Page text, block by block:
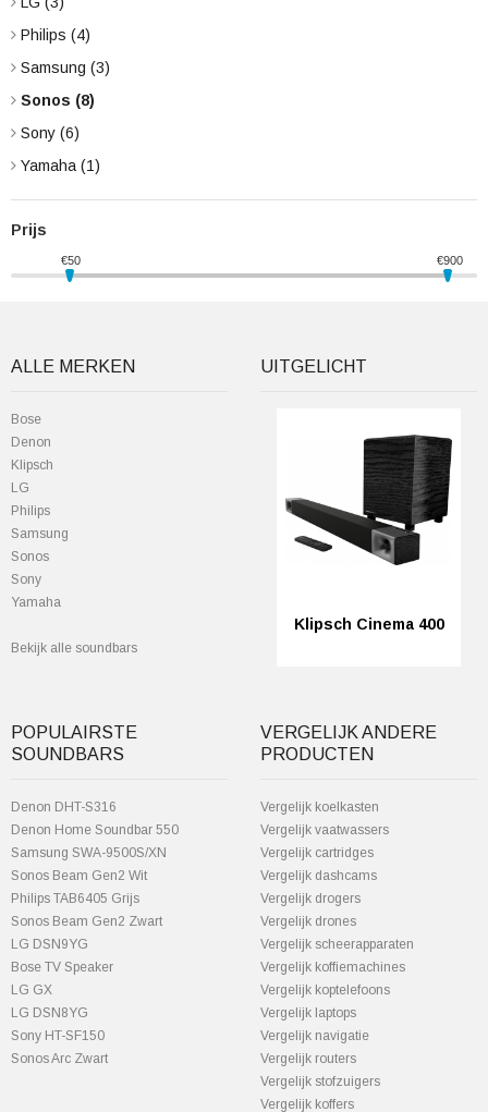
Philips (4)
Samsung (3)
Sonos (8)
Sony (6)
Yamaha (1)
Prijs
€50 €900
ALLE MERKEN
Bose
Denon
Klipsch
LG
Philips
Samsung
Sonos
Sony
Yamaha
Bekijk alle soundbars
UITGELICHT
Klipsch Cinema 400
POPULAIRSTE
SOUNDBARS
Denon DHT-S316
Denon Home Soundbar 550
Samsung SWA-9500S/XN
Sonos Beam Gen2 Wit
Philips TAB6405 Grijs
Sonos Beam Gen2 Zwart
LG DSN9YG
Bose TV Speaker
LG GX
LG DSN8YG
Sony HT-SF150
Sonos Arc Zwart
VERGELIJK ANDERE
PRODUCTEN
Vergelijk koelkasten
Vergelijk vaatwassers
Vergelijk cartridges
Vergelijk dashcams
Vergelijk drogers
Vergelijk drones
Vergelijk scheerapparaten
Vergelijk koffiemachines
Vergelijk koptelefoons
Vergelijk laptops
Vergelijk navigatie
Vergelijk routers
Vergelijk stofzuigers
Vergelijk koffers